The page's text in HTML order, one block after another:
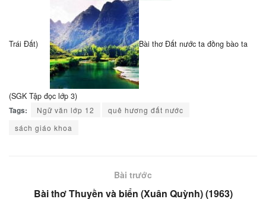
Trái Đất) Bài thơ Đất nước ta đồng bào ta
(SGK Tập đọc lớp 3)
Tags:
Ngữ văn lớp 12
quê hương đất nước
sách giáo khoa
Bài trước
Bài thơ Thuyền và biển (Xuân Quỳnh) (1963)